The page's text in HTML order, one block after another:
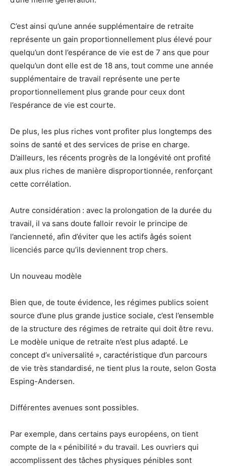
C’est ainsi qu’une année supplémentaire de retraite
représente un gain proportionnellement plus élevé pour
quelqu’un dont l’espérance de vie est de 7 ans que pour
quelqu’un dont elle est de 18 ans, tout comme une année
supplémentaire de travail représente une perte
proportionnellement plus grande pour ceux dont
l’espérance de vie est courte.
De plus, les plus riches vont profiter plus longtemps des
soins de santé et des services de prise en charge.
D’ailleurs, les récents progrès de la longévité ont profité
aux plus riches de manière disproportionnée, renforçant
cette corrélation.
Autre considération : avec la prolongation de la durée du
travail, il va sans doute falloir revoir le principe de
l’ancienneté, afin d’éviter que les actifs âgés soient
licenciés parce qu’ils deviennent trop chers.
Un nouveau modèle
Bien que, de toute évidence, les régimes publics soient
source d’une plus grande justice sociale, c’est l’ensemble
de la structure des régimes de retraite qui doit être revu.
Le modèle unique de retraite n’est plus adapté. Le
concept d’« universalité », caractéristique d’un parcours
de vie très standardisé, ne tient plus la route, selon Gosta
Esping-Andersen.
Différentes avenues sont possibles.
Par exemple, dans certains pays européens, on tient
compte de la « pénibilité » du travail. Les ouvriers qui
accomplissent des tâches physiques pénibles sont